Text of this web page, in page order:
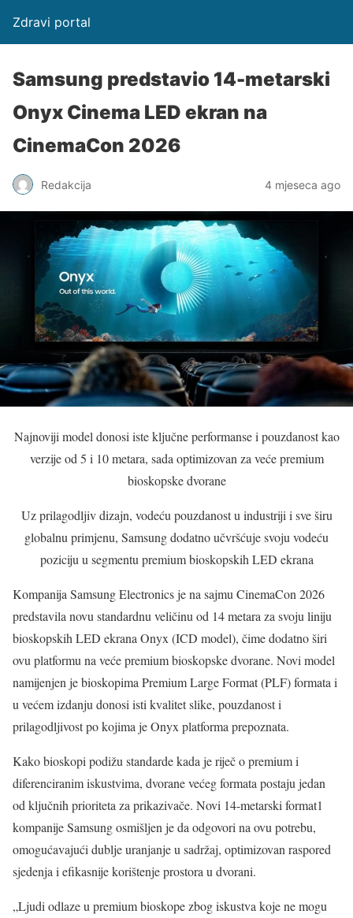
Zdravi portal
Samsung predstavio 14-metarski
Onyx Cinema LED ekran na
CinemaCon 2026
Redakcija 4 mjeseca ago
Najnoviji model donosi iste ključne performanse i pouzdanost kao
verzije od 5 i 10 metara, sada optimizovan za veće premium
bioskopske dvorane
Uz prilagodljiv dizajn, vodeću pouzdanost u industriji i sve širu
globalnu primjenu, Samsung dodatno učvršćuje svoju vodeću
poziciju u segmentu premium bioskopskih LED ekrana
Kompanija Samsung Electronics je na sajmu CinemaCon 2026
predstavila novu standardnu veličinu od 14 metara za svoju liniju
bioskopskih LED ekrana Onyx (ICD model), čime dodatno širi
ovu platformu na veće premium bioskopske dvorane. Novi model
namijenjen je bioskopima Premium Large Format (PLF) formata i
u većem izdanju donosi isti kvalitet slike, pouzdanost i
prilagodljivost po kojima je Onyx platforma prepoznata.
Kako bioskopi podižu standarde kada je riječ o premium i
diferenciranim iskustvima, dvorane većeg formata postaju jedan
od ključnih prioriteta za prikazivače. Novi 14-metarski format1
kompanije Samsung osmišljen je da odgovori na ovu potrebu,
omogućavajući dublje uranjanje u sadržaj, optimizovan raspored
sjedenja i efikasnije korištenje prostora u dvorani.
„Ljudi odlaze u premium bioskope zbog iskustva koje ne mogu